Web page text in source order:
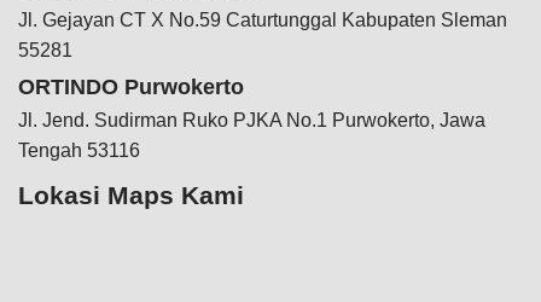
Jl. Gejayan CT X No.59 Caturtunggal Kabupaten Sleman
55281
ORTINDO Purwokerto
Jl. Jend. Sudirman Ruko PJKA No.1 Purwokerto, Jawa
Tengah 53116
Lokasi Maps Kami